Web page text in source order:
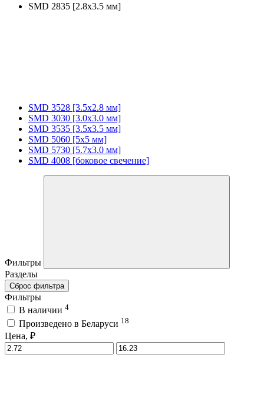
SMD 2835 [2.8x3.5 мм]
SMD 3528 [3.5х2.8 мм]
SMD 3030 [3.0x3.0 мм]
SMD 3535 [3.5x3.5 мм]
SMD 5060 [5x5 мм]
SMD 5730 [5.7х3.0 мм]
SMD 4008 [боковое свечение]
Фильтры
Разделы
Сброс фильтра
Фильтры
В наличии 4
Произведено в Беларуси 18
Цена, ₽